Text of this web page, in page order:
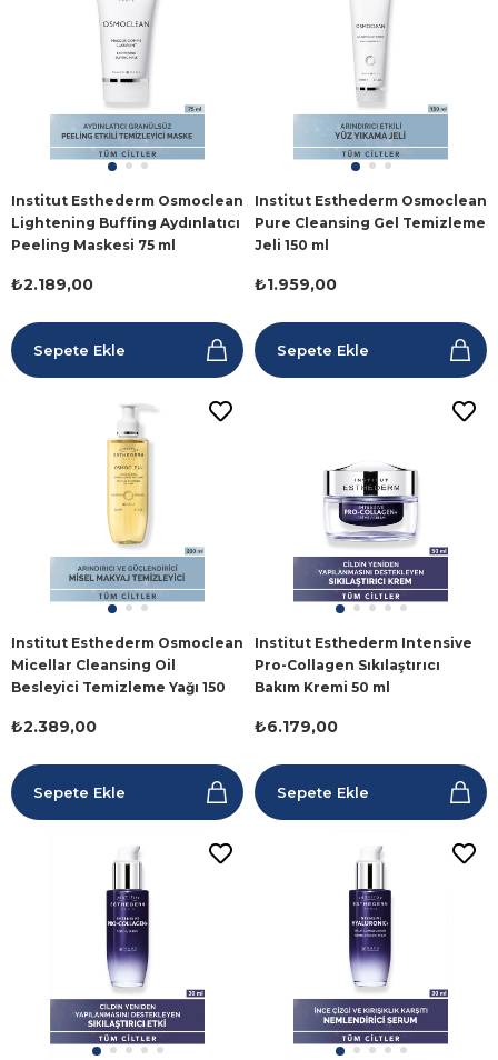
Institut Esthederm Osmoclean
Lightening Buffing Aydınlatıcı
Peeling Maskesi 75 ml
₺2.189,00
Sepete Ekle
Institut Esthederm Osmoclean
Pure Cleansing Gel Temizleme
Jeli 150 ml
₺1.959,00
Sepete Ekle
Institut Esthederm Osmoclean
Micellar Cleansing Oil
Besleyici Temizleme Yağı 150
₺2.389,00
Sepete Ekle
Institut Esthederm Intensive
Pro-Collagen Sıkılaştırıcı
Bakım Kremi 50 ml
₺6.179,00
Sepete Ekle